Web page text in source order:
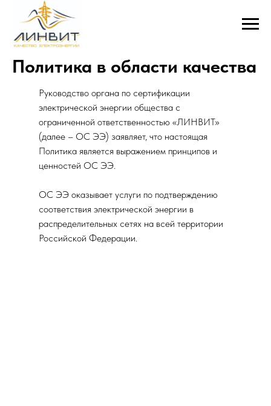
Политика в области качества
Руководство органа по сертификации
электрической энергии общества с
ограниченной ответственностью «ЛИНВИТ»
(далее – ОС ЭЭ) заявляет, что настоящая
Политика является выражением принципов и
ценностей ОС ЭЭ.
ОС ЭЭ оказывает услуги по подтверждению
соответствия электрической энергии в
распределительных сетях на всей территории
Российской Федерации.